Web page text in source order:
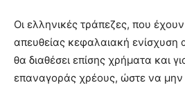
Οι ελληνικές τράπεζες, που
απευθείας κεφαλαιακή ενίσχυση
θα διαθέσει επίσης χρήματα και
επαναγοράς χρέους, ώστε να μην